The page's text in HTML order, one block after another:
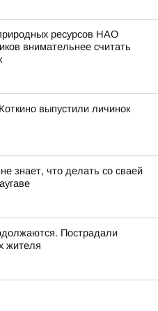
ресурсов НАО
внимательнее считать
выпустили личинок
знает, что делать со сваей
Пострадали
жителя